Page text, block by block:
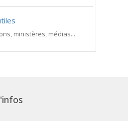
ministères, médias...